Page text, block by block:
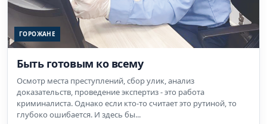
ГОРОЖАНЕ
Быть готовым ко всему
Осмотр места преступлений, сбор улик, анализ
доказательств, проведение экспертиз - это работа
криминалиста. Однако если кто-то считает это рутиной, то
глубоко ошибается. И здесь бы...